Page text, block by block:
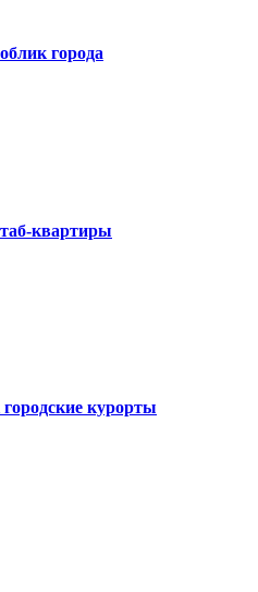
города
квартиры
курорты